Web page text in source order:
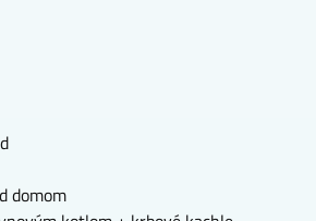
domom